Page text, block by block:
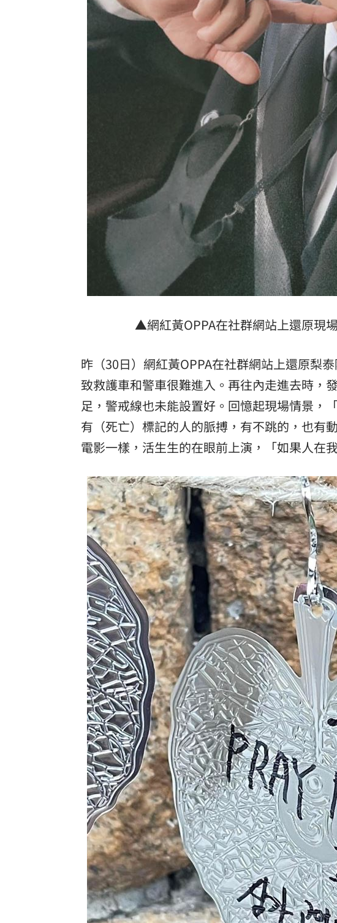
▲網紅黃OPPA在社群網站上還原現
昨（30日）網紅黃OPPA在社群網站上還原梨
致救護車和警車很難進入。再往內走進去時，
足，警戒線也未能設置好。回憶起現場情景，
有（死亡）標記的人的脈搏，有不跳的，也有
電影一樣，活生生的在眼前上演，「如果人在